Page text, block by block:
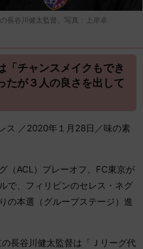
長谷川健太監督。写真：上岸卓
「チャンスメイクもでき
たが３人の良さを出して
ス ／2020年１月28日／味の素
（ACL）プレーオフ、FC東京が
で、フィリピンのセレス・ネグ
の本選（グループステージ）進
長谷川健太監督は「Ｊリーグ代